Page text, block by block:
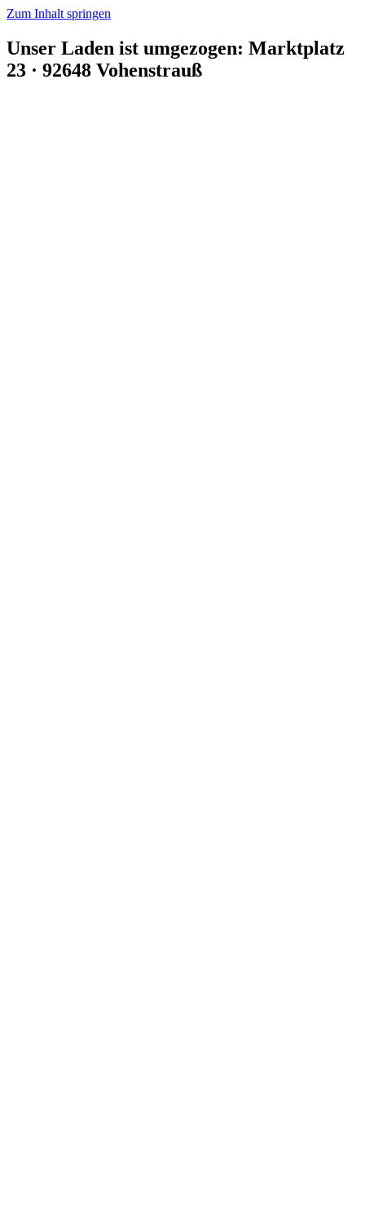
Zum Inhalt springen
Unser Laden ist umgezogen: Marktplatz
23 · 92648 Vohenstrauß